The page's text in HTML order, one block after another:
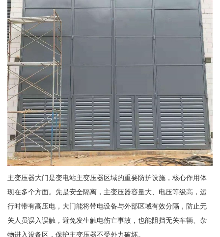
主变压器大门是变电站主变压器区域的重要防护设施，核心作用体
现在多个方面。先是安全隔离，主变压器容量大、电压等级高，运
行时带有高压电，大门能将带电设备与外部区域有效分隔，防止无
关人员误入误触，避免发生触电伤亡事故，也能阻挡无关车辆、杂
物进入设备区，保护主变压器不受外力破坏。